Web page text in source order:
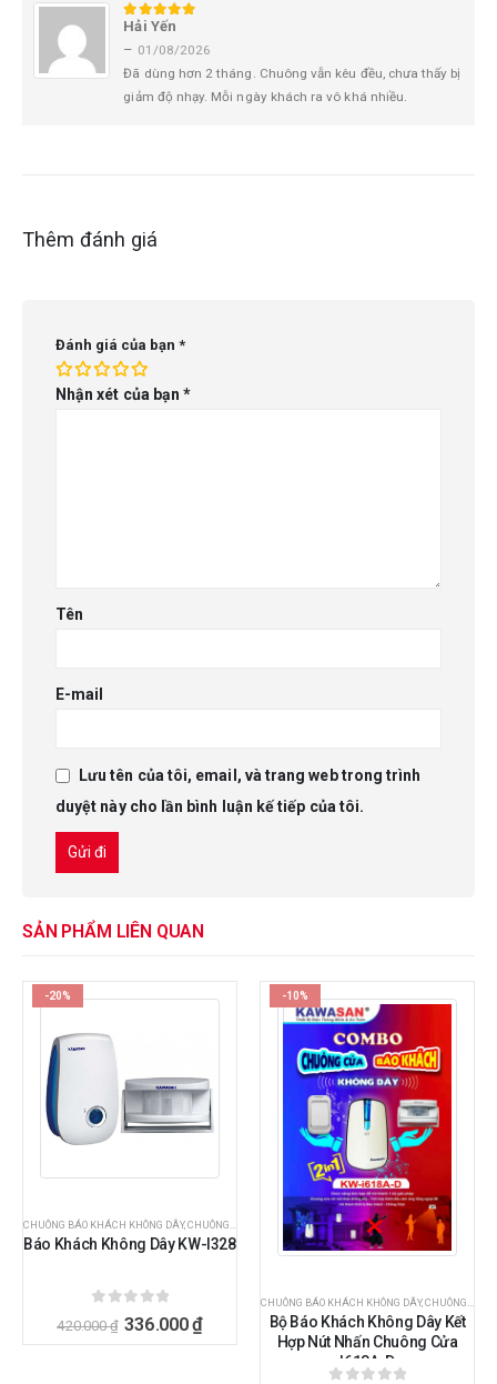
5 trên 5
Hải Yến
– 01/08/2026
Đã dùng hơn 2 tháng. Chuông vẫn kêu đều, chưa thấy bị
giảm độ nhạy. Mỗi ngày khách ra vô khá nhiều.
Thêm đánh giá
Đánh giá của bạn *
Nhận xét của bạn*
Tên
E-mail
Lưu tên của tôi, email, và trang web trong trình
duyệt này cho lần bình luận kế tiếp của tôi.
SẢN PHẨM LIÊN QUAN
-20%
CHUÔNG BÁO KHÁCH KHÔNG DÂY,CHUÔNG CỬA - CHUÔNG BÁO KHÁCH
Báo Khách Không Dây KW-I328
ngoài 5
420.000₫ 336.000₫
-10%
CHUÔNG BÁO KHÁCH KHÔNG DÂY,CHUÔNG CỬA - CHUÔNG BÁO KHÁCH
Bộ Báo Khách Không Dây Kết
Hợp Nút Nhấn Chuông Cửa
I618A-D